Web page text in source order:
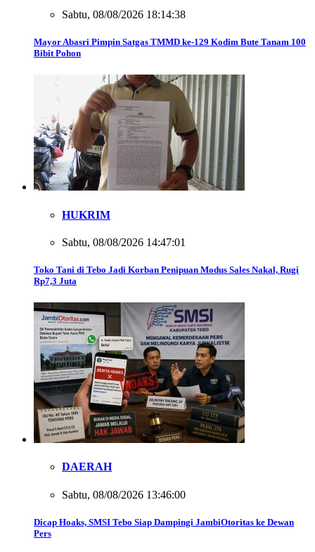
Sabtu, 08/08/2026 18:14:38
Mayor Abasri Pimpin Satgas TMMD ke-129 Kodim Bute Tanam 100
Bibit Pohon
HUKRIM
Sabtu, 08/08/2026 14:47:01
Toko Tani di Tebo Jadi Korban Penipuan Modus Sales Nakal, Rugi
Rp7,3 Juta
DAERAH
Sabtu, 08/08/2026 13:46:00
Dicap Hoaks, SMSI Tebo Siap Dampingi JambiOtoritas ke Dewan
Pers